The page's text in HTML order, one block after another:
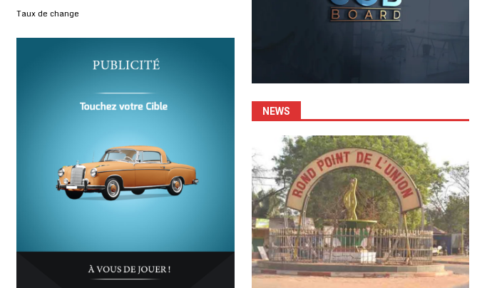
Taux de change
NEWS